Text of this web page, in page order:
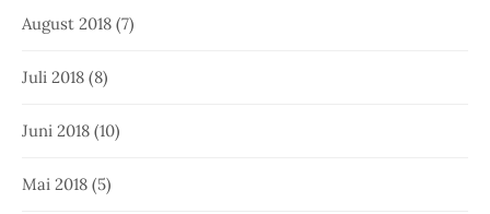
August 2018 (7)
Juli 2018 (8)
Juni 2018 (10)
Mai 2018 (5)